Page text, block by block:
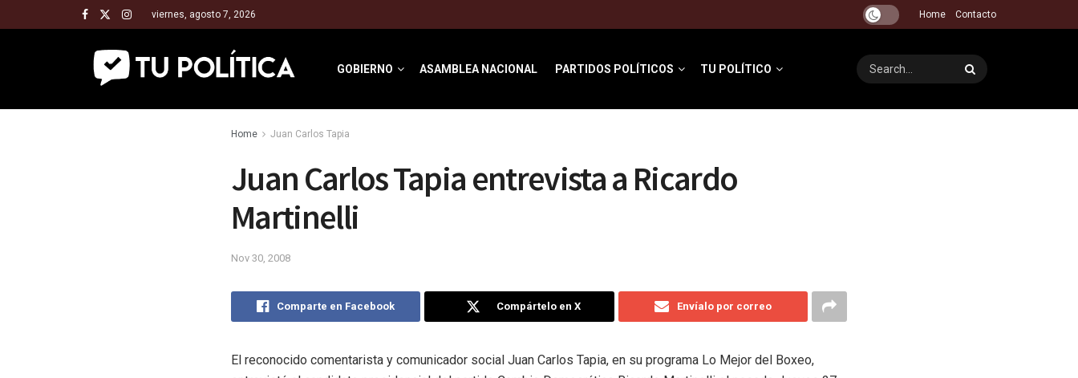
viernes, agosto 7, 2026 Home Contacto
GOBIERNO ASAMBLEA NACIONAL PARTIDOS POLÍTICOS TU POLÍTICO
Home Juan Carlos Tapia
Juan Carlos Tapia entrevista a Ricardo
Martinelli
Nov 30, 2008
Comparte en Facebook Compártelo en X Envíalo por correo
El reconocido comentarista y comunicador social Juan Carlos Tapia, en su programa Lo Mejor del Boxeo,